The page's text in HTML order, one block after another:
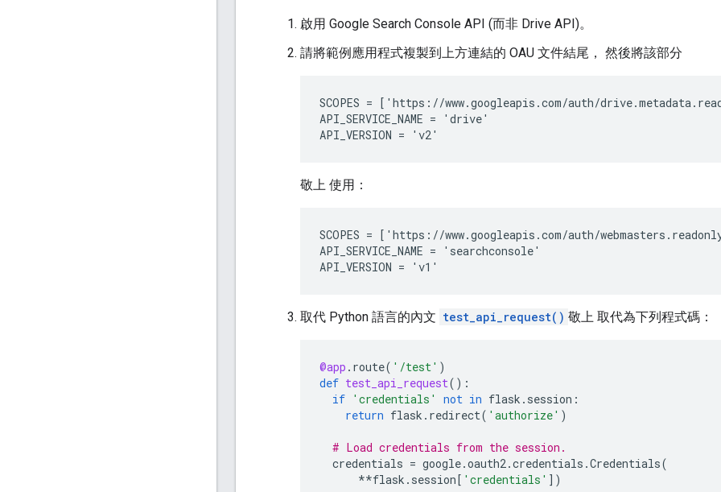
啟用 Google Search Console API (而非 Drive API)。
請將範例應用程式複製到上方連結的 OAU 文件結尾， 然後將該部分
SCOPES = ['https://www.googleapis.com/auth/
API_SERVICE_NAME = 'drive'
敬上 使用：
SCOPES = ['https://www.googleapis.com/auth/
API_SERVICE_NAME = 'searchconsole'
取代 Python 語言的內文 test_api_request() 敬上 取代為下列程式碼：
@app . route( '/test' )
def test_api_request():
if 'credentials' not in flask . session :
return flask . redirect( 'authorize' )
# Load credentials from the session.
credentials = google.oauth2.credentials .Credentials(
**flask . session[ 'credentials' ])